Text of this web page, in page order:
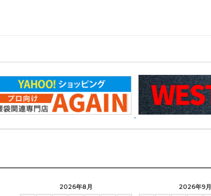
2026年8月
2026年9月